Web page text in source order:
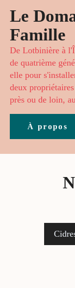
Le
Famille
De Lotbinière à
de quatrième
elle pour
deux
près ou de loin,
À propos